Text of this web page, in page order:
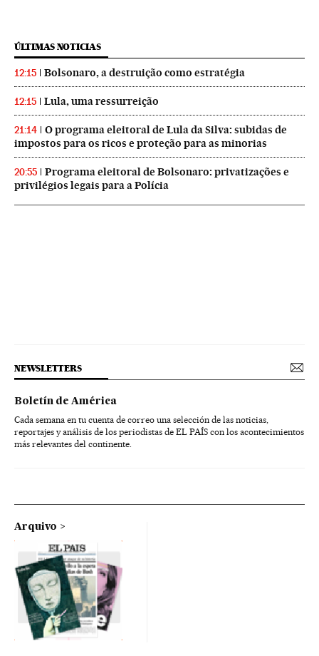
ÚLTIMAS NOTICIAS
12:15 Bolsonaro, a destruição como estratégia
12:15 Lula, uma ressurreição
21:14
O programa eleitoral de Lula da Silva: subidas de
impostos para os ricos e proteção para as minorias
20:55
Programa eleitoral de Bolsonaro: privatizações e
privilégios legais para a Polícia
NEWSLETTERS
Boletín de América
Cada semana en tu cuenta de correo una selección de las noticias,
reportajes y análisis de los periodistas de EL PAÍS con los acontecimientos
más relevantes del continente.
Arquivo